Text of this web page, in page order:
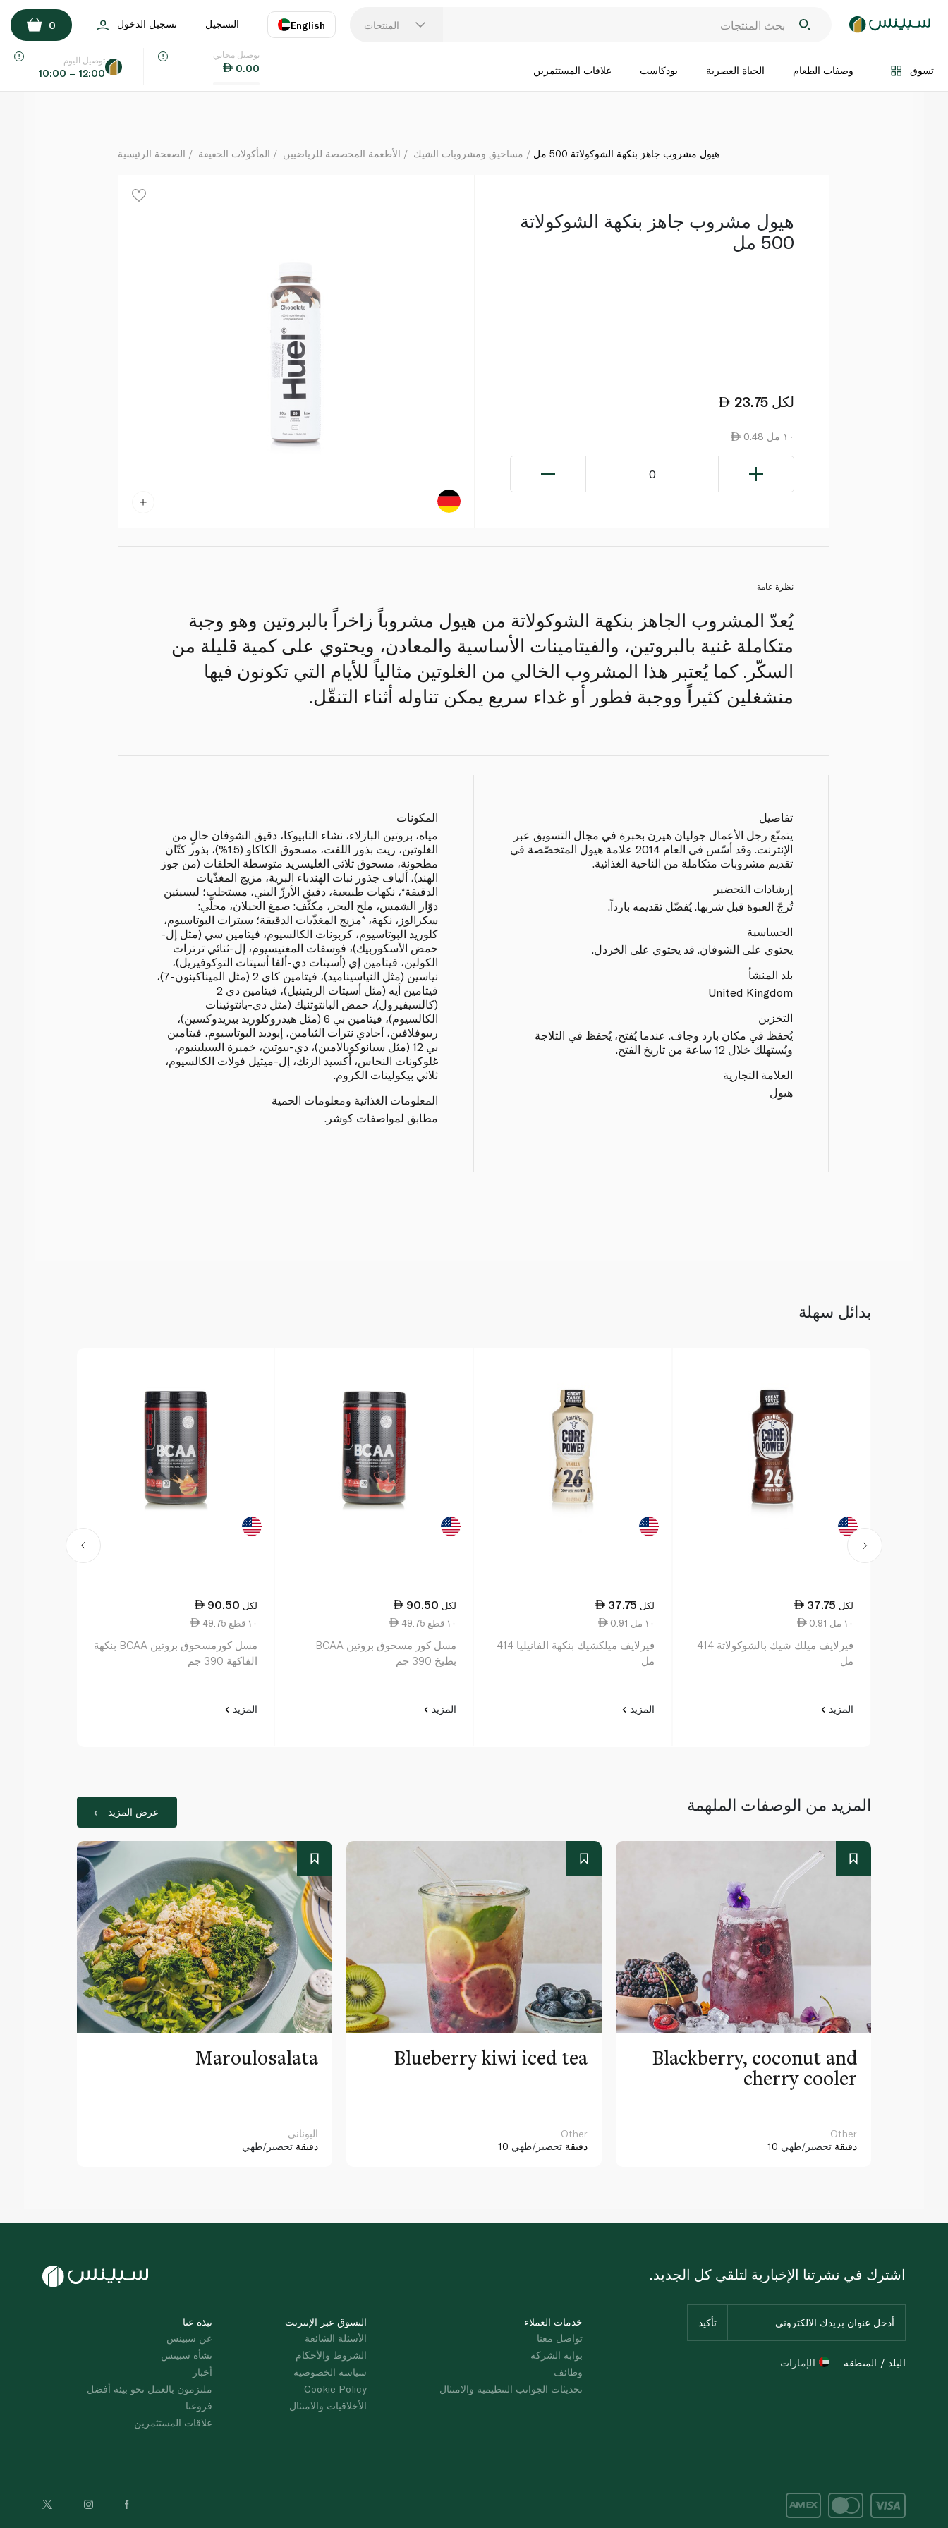
المنتجات English
اللغة
التسجيل تسجيل الدخول 0
تسوق وصفات الطعام الحياة العصرية بودكاست علاقات المستثمرين
توصيل مجاني
0.00
توصيل اليوم
10:00 – 12:00
اضف الى السلة
الصفحة الرئيسية المأكولات الخفيفة الأطعمة المخصصة للرياضيين مساحيق ومشروبات الشيك هيول مشروب جاهز بنكهة الشوكولاتة 500 مل
هيول مشروب جاهز بنكهة الشوكولاتة
500 مل
23.75 لكل
0.48 ١٠ مل
0
نظرة عامة
يُعدّ المشروب الجاهز بنكهة الشوكولاتة من هيول مشروباً زاخراً بالبروتين وهو وجبة
متكاملة غنية بالبروتين، والفيتامينات الأساسية والمعادن، ويحتوي على كمية قليلة من
السكّر. كما يُعتبر هذا المشروب الخالي من الغلوتين مثالياً للأيام التي تكونون فيها
منشغلين كثيراً ووجبة فطور أو غداء سريع يمكن تناوله أثناء التنقّل.
تفاصيل
يتمتّع رجل الأعمال جوليان هيرن بخبرة في مجال التسويق عبر
الإنترنت. وقد أسّس في العام 2014 علامة هيول المتخصّصة في
تقديم مشروبات متكاملة من الناحية الغذائية.
إرشادات التحضير
تُرجّ العبوة قبل شربها. يُفضّل تقديمه بارداً.
الحساسية
يحتوي على الشوفان. قد يحتوي على الخردل.
بلد المنشأ
United Kingdom
التخزين
يُحفظ في مكان بارد وجاف. عندما يُفتح، يُحفظ في الثلاجة
ويُستهلك خلال 12 ساعة من تاريخ الفتح.
العلامة التجارية
هيول
المكونات
مياه، بروتين البازلاء، نشاء التابيوكا، دقيق الشوفان خالٍ من
الغلوتين، زيت بذور اللفت، مسحوق الكاكاو (1.5%)، بذور كتّان
مطحونة، مسحوق ثلاثي الغليسريد متوسطة الحلقات (من جوز
الهند)، ألياف جذور نبات الهندباء البرية، مزيج المغذّيات
الدقيقة*، نكهات طبيعية، دقيق الأرزّ البني، مستحلب؛ ليسيثين
دوّار الشمس، ملح البحر، مكثّف: صمغ الجيلان، محلّي:
سكرالوز، نكهة، *مزيج المغذّيات الدقيقة؛ سيترات البوتاسيوم،
كلوريد البوتاسيوم، كربونات الكالسيوم، فيتامين سي (مثل إل-
حمض الأسكوربيك)، فوسفات المغنيسيوم، إل-ثنائي ترترات
الكولين، فيتامين إي (أسيتات دي-ألفا أسيتات التوكوفيريل)،
نياسين (مثل النياسيناميد)، فيتامين كاي 2 (مثل الميناكينون-7)،
فيتامين أيه (مثل أسيتات الريتينيل)، فيتامين دي 2
(كالسيفيرول)، حمض البانتوثنيك (مثل دي-بانتوثينات
الكالسيوم)، فيتامين بي 6 (مثل هيدروكلوريد بيريدوكسين)،
ريبوفلافين، أحادي نترات الثيامين، إيوديد البوتاسيوم، فيتامين
بي 12 (مثل سيانوكوبالامين)، دي-بيوتين، خميرة السيلينيوم،
غلوكونات النحاس، أكسيد الزنك، إل-ميثيل فولات الكالسيوم،
ثلاثي بيكولينات الكروم.
المعلومات الغذائية ومعلومات الحمية
مطابق لمواصفات كوشر.
بدائل سهلة
37.75 لكل
0.91 ١٠ مل
فيرلايف ميلك شيك بالشوكولاتة 414
مل
المزيد
37.75 لكل
0.91 ١٠ مل
فيرلايف ميلكشيك بنكهة الفانيليا 414
مل
المزيد
90.50 لكل
49.75 ١٠ قطع
مسل كور مسحوق بروتين BCAA
بطيخ 390 جم
المزيد
90.50 لكل
49.75 ١٠ قطع
مسل كورمسحوق بروتين BCAA بنكهة
الفاكهة 390 جم
المزيد
المزيد من الوصفات الملهمة عرض المزيد
Maroulosalata
اليوناني
دقيقة تحضير/طهي
Blueberry kiwi iced tea
Other
10 دقيقة تحضير/طهي
Blackberry, coconut and
cherry cooler
Other
10 دقيقة تحضير/طهي
نبذة عنا
عن سبينس
نشأة سبينس
أخبار
ملتزمون بالعمل نحو بيئة أفضل
فروعنا
علاقات المستثمرين
التسوق عبر الإنترنت
الأسئلة الشائعة
الشروط والأحكام
سياسة الخصوصية
Cookie Policy
الأخلاقيات والامتثال
خدمات العملاء
تواصل معنا
بوابة الشركة
وظائف
تحديثات الجوانب التنظيمية والامتثال
اشترك في نشرتنا الإخبارية لتلقي كل الجديد.
البلد / المنطقة الإمارات